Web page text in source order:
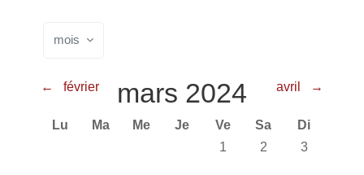
mois
← février mars 2024 avril →
Lundi
Lu Mardi
Ma Mercredi
Me Jeudi
Je Vendredi
Ve Samedi
Sa Dimanche
Di
Aucun événement,
1 Aucun
2 Aucun
3